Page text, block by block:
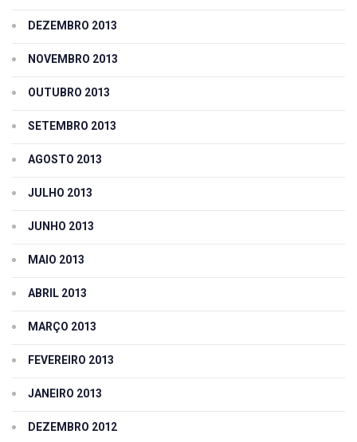
DEZEMBRO 2013
NOVEMBRO 2013
OUTUBRO 2013
SETEMBRO 2013
AGOSTO 2013
JULHO 2013
JUNHO 2013
MAIO 2013
ABRIL 2013
MARÇO 2013
FEVEREIRO 2013
JANEIRO 2013
DEZEMBRO 2012